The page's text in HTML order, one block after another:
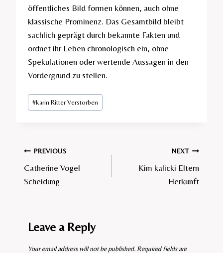
öffentliches Bild formen können, auch ohne
klassische Prominenz. Das Gesamtbild bleibt
sachlich geprägt durch bekannte Fakten und
ordnet ihr Leben chronologisch ein, ohne
Spekulationen oder wertende Aussagen in den
Vordergrund zu stellen.
Post
Tags:
#karin Ritter Verstorben
Post
navigation
PREVIOUS
Catherine Vogel
Scheidung
NEXT
Kim kalicki Eltern
Herkunft
Leave a Reply
Your email address will not be published. Required fields are